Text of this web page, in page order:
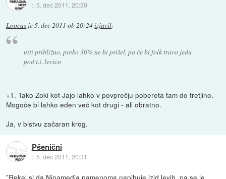
:: 5. dec 2011, 20:30
Loocas je5. dec 2011 ob 20:24izjavil:
niti približno, preko 30% ne bi prišel, pa če bi folk travo jedu
pod t.i. levico
+1. Tako Zoki kot Jajo lahko v povprečju pobereta tam do tretjino.
Mogoče bi lahko eden več kot drugi - ali obratno.
Ja, v bistvu začaran krog.
Pšenični
::5. dec 2011, 20:31
"Rekel si da Ninamedia namenoma napihuje izid levih, pa se je